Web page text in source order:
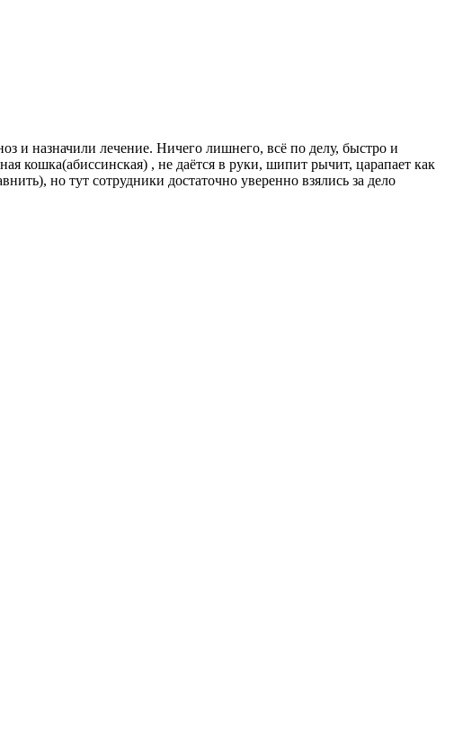
и назначили лечение. Ничего лишнего, всё по делу, быстро и
кошка(абиссинская) , не даётся в руки, шипит рычит, царапает как
но тут сотрудники достаточно уверенно взялись за дело